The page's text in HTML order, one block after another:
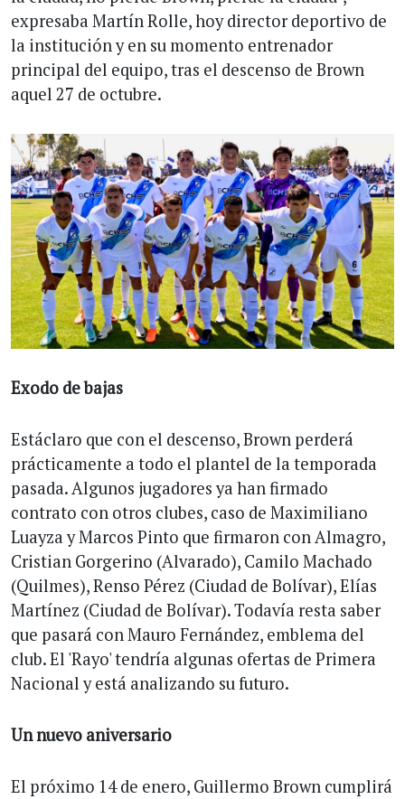
expresaba Martín Rolle, hoy director deportivo de
la institución y en su momento entrenador
principal del equipo, tras el descenso de Brown
aquel 27 de octubre.
Exodo de bajas
Estáclaro que con el descenso, Brown perderá
prácticamente a todo el plantel de la temporada
pasada. Algunos jugadores ya han firmado
contrato con otros clubes, caso de Maximiliano
Luayza y Marcos Pinto que firmaron con Almagro,
Cristian Gorgerino (Alvarado), Camilo Machado
(Quilmes), Renso Pérez (Ciudad de Bolívar), Elías
Martínez (Ciudad de Bolívar). Todavía resta saber
que pasará con Mauro Fernández, emblema del
club. El 'Rayo' tendría algunas ofertas de Primera
Nacional y está analizando su futuro.
Un nuevo aniversario
El próximo 14 de enero, Guillermo Brown cumplirá